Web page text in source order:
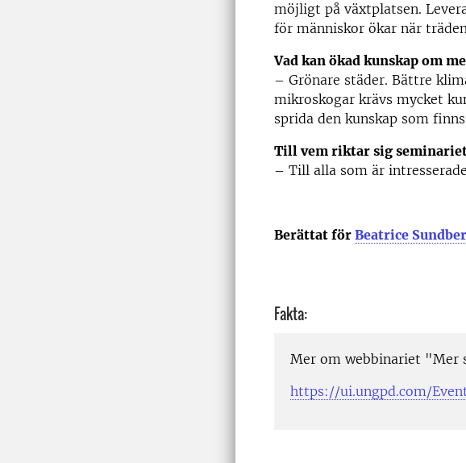
möjligt på växtplatsen.
för människor ökar när
Vad kan ökad kunskap om
– Grönare städer. Bättre
mikroskogar krävs mycket
sprida den kunskap som
Till vem riktar sig
– Till alla som är
Berättat för Beatrice
Fakta:
Mer om webbinariet "Mer
https://ui.ungpd.com/